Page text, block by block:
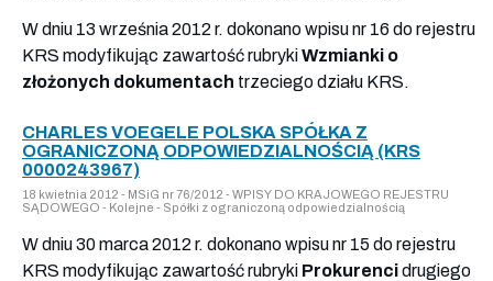
W dniu 13 września 2012 r. dokonano wpisu nr 16 do rejestru
KRS modyfikując zawartość rubrykiWzmianki o
złożonych dokumentach trzeciego działu KRS.
CHARLES VOEGELE POLSKA SPÓŁKA Z
OGRANICZONĄ ODPOWIEDZIALNOŚCIĄ (KRS
0000243967)
18 kwietnia 2012 - MSiG nr 76/2012 - WPISY DO KRAJOWEGO REJESTRU
SĄDOWEGO - Kolejne - Spółki z ograniczoną odpowiedzialnością
W dniu 30 marca 2012 r. dokonano wpisu nr 15 do rejestru
KRS modyfikując zawartość rubryki Prokurencidrugiego